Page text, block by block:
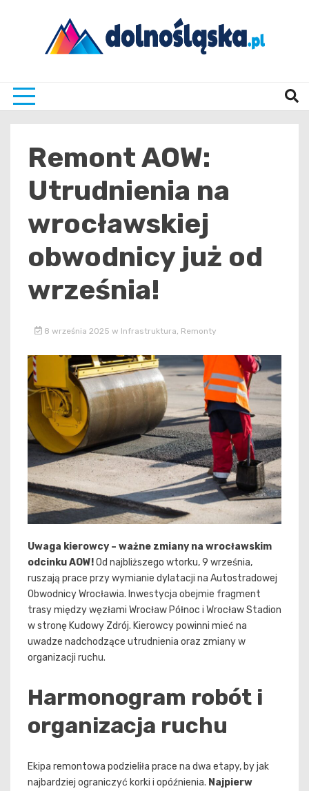
Remont AOW:
Utrudnienia na
wrocławskiej
obwodnicy już od
września!
8 września 2025 w Infrastruktura Remonty
Uwaga kierowcy – ważne zmiany na wrocławskim
odcinku AOW!Od najbliższego wtorku, 9 września,
ruszają prace przy wymianie dylatacji na Autostradowej
Obwodnicy Wrocławia. Inwestycja obejmie fragment
trasy między węzłami Wrocław Północ i Wrocław Stadion
w stronę Kudowy Zdrój. Kierowcy powinni mieć na
uwadze nadchodzące utrudnienia oraz zmiany w
organizacji ruchu.
Harmonogram robót i
organizacja ruchu
Ekipa remontowa podzieliła prace na dwa etapy, by jak
najbardziej ograniczyć korki i opóźnienia. Najpierw